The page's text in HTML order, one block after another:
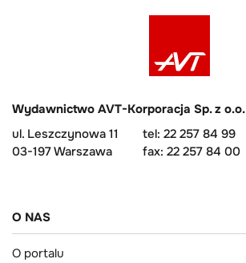
Wydawnictwo AVT-Korporacja Sp. z o.o.
ul. Leszczynowa 11
03-197 Warszawa
tel: 22 257 84 99
fax: 22 257 84 00
O NAS
O portalu